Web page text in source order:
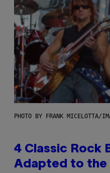
PHOTO BY FRANK MICELOTTA/
4 Classic Rock
Adapted to the